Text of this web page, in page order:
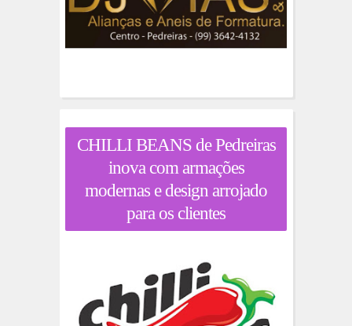
CHILLI BEANS de Pedreiras
inova com armações
modernas e design arrojado
para os clientes